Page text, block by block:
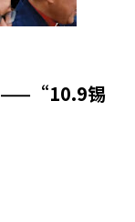
——“10.9锡